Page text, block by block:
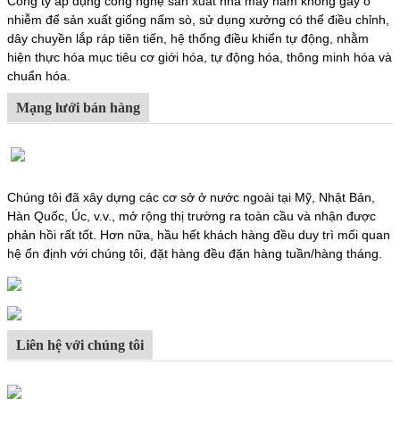
nhiễm để sản xuất giống nấm sò, sử dụng xưởng có thể điều chỉnh,
dây chuyền lắp ráp tiên tiến, hệ thống điều khiển tự động, nhằm
hiện thực hóa mục tiêu cơ giới hóa, tự động hóa, thông minh hóa và
chuẩn hóa.
Mạng lưới bán hàng
Chúng tôi đã xây dựng các cơ sở ở nước ngoài tại Mỹ, Nhật Bản,
Hàn Quốc, Úc, v.v., mở rộng thị trường ra toàn cầu và nhận được
phản hồi rất tốt. Hơn nữa, hầu hết khách hàng đều duy trì mối quan
hệ ổn định với chúng tôi, đặt hàng đều đặn hàng tuần/hàng tháng.
Liên hệ với chúng tôi